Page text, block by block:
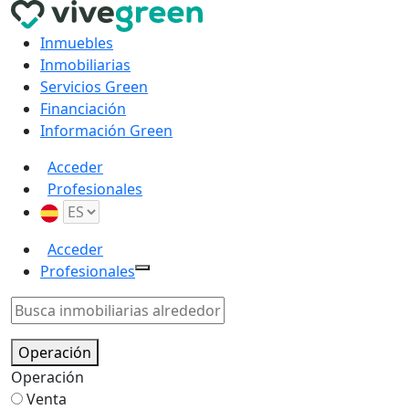
Inmuebles
Inmobiliarias
Servicios Green
Financiación
Información Green
Acceder
Profesionales
Acceder
Profesionales
Operación
Operación
Venta